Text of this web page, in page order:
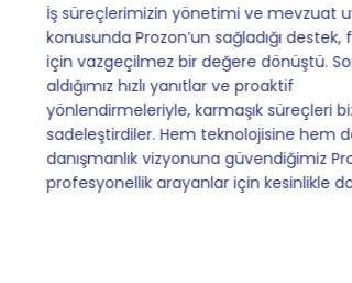
İş süreçlerimizin yönetimi ve mevzuat
konusunda Prozon’un sağladığı destek,
için vazgeçilmez bir değere dönüştü.
aldığımız hızlı yanıtlar ve proaktif
yönlendirmeleriyle, karmaşık süreçleri
sadeleştirdiler. Hem teknolojisine hem
danışmanlık vizyonuna güvendiğimiz
profesyonellik arayanlar için kesinlikle